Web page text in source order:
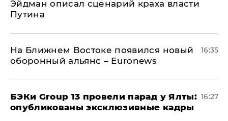
Эйдман описал сценарий краха власти
Путина
На Ближнем Востоке появился новый
оборонный альянс – Euronews
16:35
​БЭКи Group 13 провели парад у Ялты:
опубликованы эксклюзивные кадры
16:27